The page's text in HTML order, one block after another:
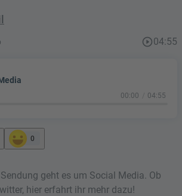
play_circle_outline04:55
00:00 04:55
0
geht es um Social Media. Ob
hier erfahrt ihr mehr dazu!